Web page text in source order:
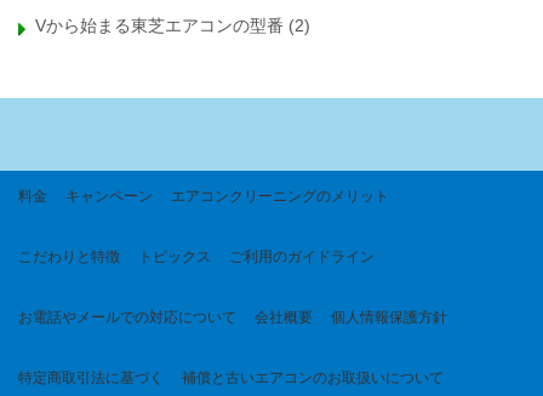
Vから始まる東芝エアコンの型番 (2)
料金 キャンペーン エアコンクリーニングのメリット
こだわりと特徴 トピックス ご利用のガイドライン
お電話やメールでの対応について 会社概要 個人情報保護方針
特定商取引法に基づく
補償と古いエアコンのお取扱いについて